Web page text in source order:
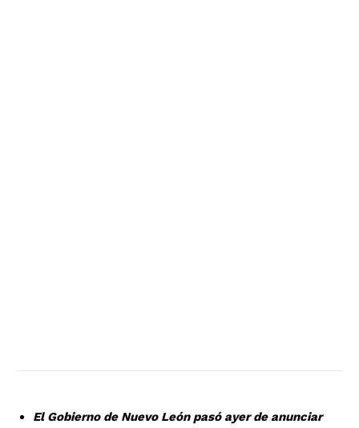
El Gobierno de Nuevo León pasó ayer de anunciar